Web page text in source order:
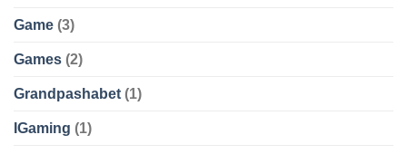
Game (3)
Games (2)
Grandpashabet (1)
IGaming (1)